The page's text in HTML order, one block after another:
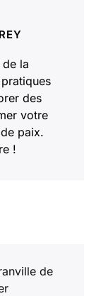
la
des
votre
paix.
!
de